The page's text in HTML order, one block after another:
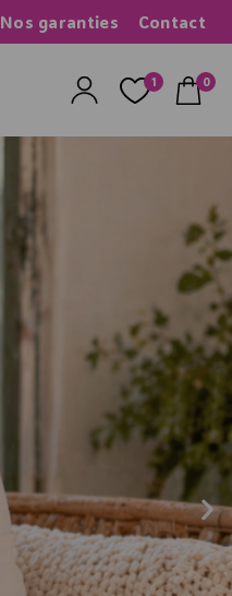
Nos garanties Contact
1 0